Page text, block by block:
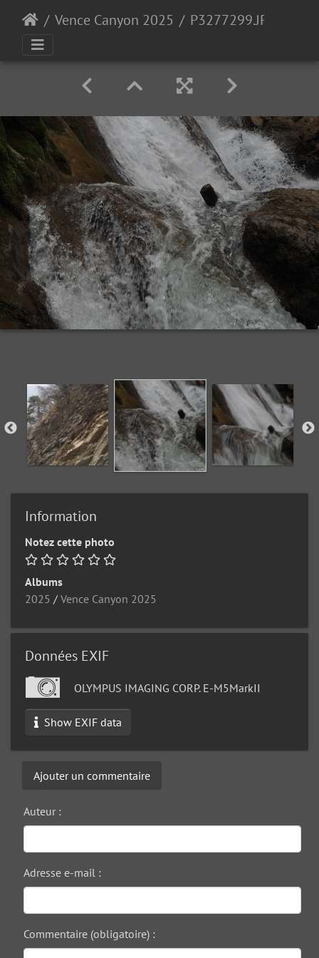
Vence Canyon 2025 P3277299.JPG
Information
Notez cette photo
Albums
2025 / Vence Canyon 2025
Données EXIF
OLYMPUS IMAGING CORP. E-M5MarkII
Show EXIF data
Ajouter un commentaire
Auteur :
Adresse e-mail :
Commentaire (obligatoire) :